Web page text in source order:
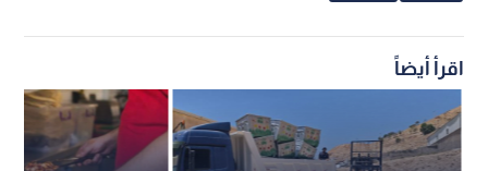
اقرأ أيضاً